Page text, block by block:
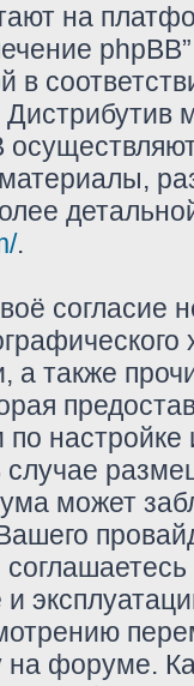
на
в
материалы,
.
согласие
а также
случае
может
форуме.